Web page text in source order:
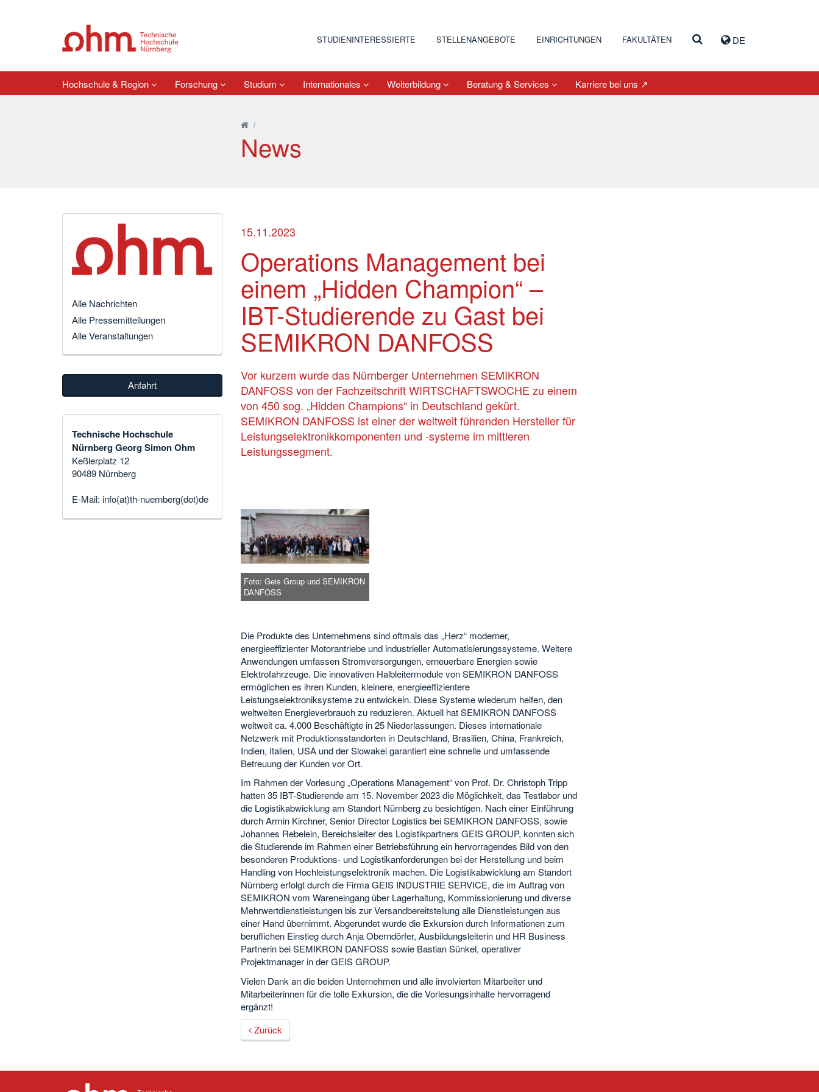
DE
STUDIENINTERESSIERTE STELLENANGEBOTE EINRICHTUNGEN FAKULTÄTEN
Hochschule & Region Forschung Studium Internationales Weiterbildung Beratung & Services Karriere bei uns ↗
/
News
15.11.2023
Operations Management bei
einem „Hidden Champion“ –
IBT-Studierende zu Gast bei
SEMIKRON DANFOSS
Vor kurzem wurde das Nürnberger Unternehmen SEMIKRON
DANFOSS von der Fachzeitschrift WIRTSCHAFTSWOCHE zu einem
von 450 sog. „Hidden Champions“ in Deutschland gekürt.
SEMIKRON DANFOSS ist einer der weltweit führenden Hersteller für
Leistungselektronikkomponenten und -systeme im mittleren
Leistungssegment.
Foto: Geis Group und SEMIKRON
DANFOSS
Die Produkte des Unternehmens sind oftmals das „Herz“ moderner,
energieeffizienter Motorantriebe und industrieller Automatisierungssysteme. Weitere
Anwendungen umfassen Stromversorgungen, erneuerbare Energien sowie
Elektrofahrzeuge. Die innovativen Halbleitermodule von SEMIKRON DANFOSS
ermöglichen es ihren Kunden, kleinere, energieeffizientere
Leistungselektroniksysteme zu entwickeln. Diese Systeme wiederum helfen, den
weltweiten Energieverbrauch zu reduzieren. Aktuell hat SEMIKRON DANFOSS
weltweit ca. 4.000 Beschäftigte in 25 Niederlassungen. Dieses internationale
Netzwerk mit Produktionsstandorten in Deutschland, Brasilien, China, Frankreich,
Indien, Italien, USA und der Slowakei garantiert eine schnelle und umfassende
Betreuung der Kunden vor Ort.
Im Rahmen der Vorlesung „Operations Management“ von Prof. Dr. Christoph Tripp
hatten 35 IBT-Studierende am 15. November 2023 die Möglichkeit, das Testlabor und
die Logistikabwicklung am Standort Nürnberg zu besichtigen. Nach einer Einführung
durch Armin Kirchner, Senior Director Logistics bei SEMIKRON DANFOSS, sowie
Johannes Rebelein, Bereichsleiter des Logistikpartners GEIS GROUP, konnten sich
die Studierende im Rahmen einer Betriebsführung ein hervorragendes Bild von den
besonderen Produktions- und Logistikanforderungen bei der Herstellung und beim
Handling von Hochleistungselektronik machen. Die Logistikabwicklung am Standort
Nürnberg erfolgt durch die Firma GEIS INDUSTRIE SERVICE, die im Auftrag von
SEMIKRON vom Wareneingang über Lagerhaltung, Kommissionierung und diverse
Mehrwertdienstleistungen bis zur Versandbereitstellung alle Dienstleistungen aus
einer Hand übernimmt. Abgerundet wurde die Exkursion durch Informationen zum
beruflichen Einstieg durch Anja Oberndörfer, Ausbildungsleiterin und HR Business
Partnerin bei SEMIKRON DANFOSS sowie Bastian Sünkel, operativer
Projektmanager in der GEIS GROUP.
Vielen Dank an die beiden Unternehmen und alle involvierten Mitarbeiter und
Mitarbeiterinnen für die tolle Exkursion, die die Vorlesungsinhalte hervorragend
ergänzt!
Zurück
Alle Nachrichten
Alle Pressemitteilungen
Alle Veranstaltungen
Anfahrt
Technische Hochschule
Nürnberg Georg Simon Ohm
Keßlerplatz 12
90489 Nürnberg
E-Mail: info(at)th-nuernberg(dot)de